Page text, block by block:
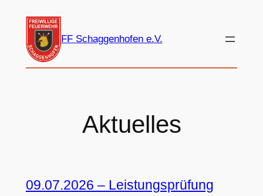
springen
FF Schaggenhofen e.V.
Aktuelles
09.07.2026 – Leistungsprüfung